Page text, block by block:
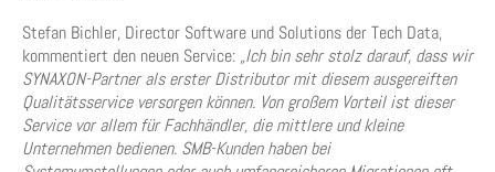
Stefan Bichler, Director Software und Solutions der Tech Data,
kommentiert den neuen Service: „Ich bin sehr stolz darauf, dass wir
SYNAXON-Partner als erster Distributor mit diesem ausgereiften
Qualitätsservice versorgen können. Von großem Vorteil ist dieser
Service vor allem für Fachhändler, die mittlere und kleine
Unternehmen bedienen. SMB-Kunden haben bei